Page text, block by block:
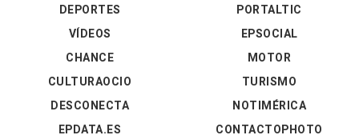
DEPORTES
VÍDEOS
PORTALTIC
EPSOCIAL
CHANCE
CULTURAOCIO
DESCONECTA
EPDATA.ES
MOTOR
TURISMO
NOTIMÉRICA
CONTACTOPHOTO